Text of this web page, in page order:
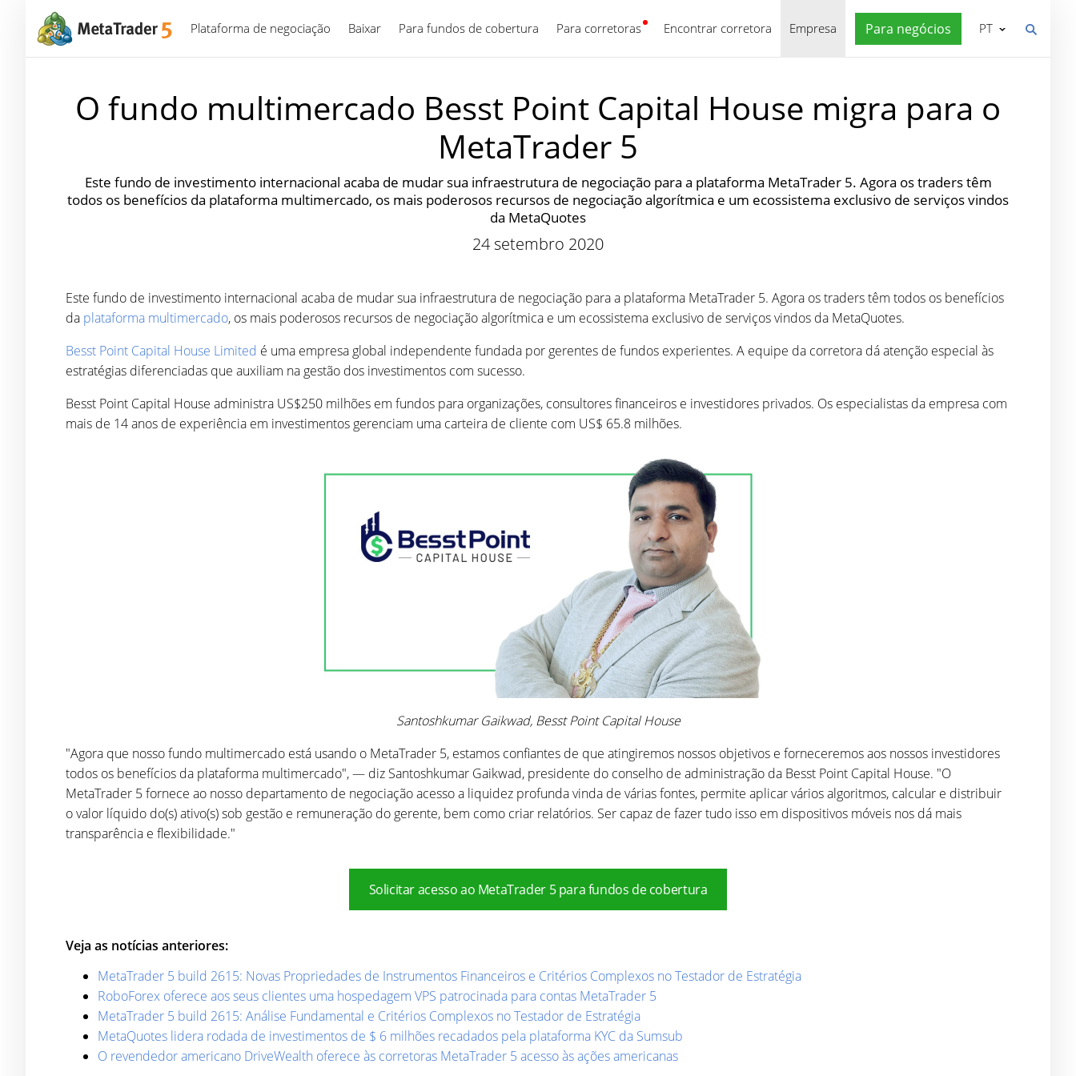
Plataforma de negociação Baixar Para fundos de cobertura Para corretoras Encontrar corretora Empresa Para negócios
Português PT
O fundo multimercado Besst Point Capital House migra para o
MetaTrader 5
Este fundo de investimento internacional acaba de mudar sua infraestrutura de negociação para a plataforma MetaTrader 5. Agora os traders têm
todos os benefícios da plataforma multimercado, os mais poderosos recursos de negociação algorítmica e um ecossistema exclusivo de serviços vindos
da MetaQuotes
24 setembro 2020
Este fundo de investimento internacional acaba de mudar sua infraestrutura de negociação para a plataforma MetaTrader 5. Agora os traders têm todos os benefícios
da plataforma multimercado, os mais poderosos recursos de negociação algorítmica e um ecossistema exclusivo de serviços vindos da MetaQuotes.
Besst Point Capital House Limited é uma empresa global independente fundada por gerentes de fundos experientes. A equipe da corretora dá atenção especial às
estratégias diferenciadas que auxiliam na gestão dos investimentos com sucesso.
Besst Point Capital House administra US$250 milhões em fundos para organizações, consultores financeiros e investidores privados. Os especialistas da empresa com
mais de 14 anos de experiência em investimentos gerenciam uma carteira de cliente com US$ 65.8 milhões.
Santoshkumar Gaikwad, Besst Point Capital House
"Agora que nosso fundo multimercado está usando o MetaTrader 5, estamos confiantes de que atingiremos nossos objetivos e forneceremos aos nossos investidores
todos os benefícios da plataforma multimercado", — diz Santoshkumar Gaikwad, presidente do conselho de administração da Besst Point Capital House. "O
MetaTrader 5 fornece ao nosso departamento de negociação acesso a liquidez profunda vinda de várias fontes, permite aplicar vários algoritmos, calcular e distribuir
o valor líquido do(s) ativo(s) sob gestão e remuneração do gerente, bem como criar relatórios. Ser capaz de fazer tudo isso em dispositivos móveis nos dá mais
transparência e flexibilidade."
Solicitar acesso ao MetaTrader 5 para fundos de cobertura
Veja as notícias anteriores:
MetaTrader 5 build 2615: Novas Propriedades de Instrumentos Financeiros e Critérios Complexos no Testador de Estratégia
RoboForex oferece aos seus clientes uma hospedagem VPS patrocinada para contas MetaTrader 5
MetaTrader 5 build 2615: Análise Fundamental e Critérios Complexos no Testador de Estratégia
MetaQuotes lidera rodada de investimentos de $ 6 milhões recadados pela plataforma KYC da Sumsub
O revendedor americano DriveWealth oferece às corretoras MetaTrader 5 acesso às ações americanas